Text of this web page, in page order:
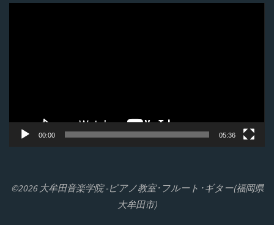
00:00 05:36
©2026 大牟田音楽学院 -ピアノ教室･フルート･ギター(福岡県
大牟田市)